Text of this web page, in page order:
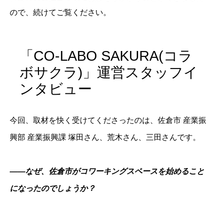
ので、続けてご覧ください。
「CO-LABO SAKURA(コラ
ボサクラ)」運営スタッフイ
ンタビュー
今回、取材を快く受けてくださったのは、佐倉市 産業振
興部 産業振興課 塚田さん、荒木さん、三田さんです。
――なぜ、佐倉市がコワーキングスペースを始めること
になったのでしょうか？